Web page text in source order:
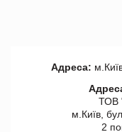
Адреса:
ТОВ
м.Київ,
2